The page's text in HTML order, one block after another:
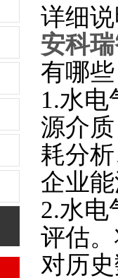
详细
安科
有哪
1.水
源介
耗分
企业
2.水电
评估
对历